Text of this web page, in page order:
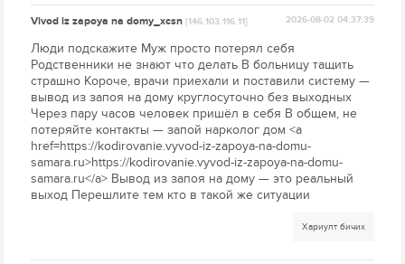
Vivod iz zapoya na domy_xcsn[146.103.116.11] 2026-08-02 04:37:39
Люди подскажите Муж просто потерял себя
Родственники не знают что делать В больницу тащить
страшно Короче, врачи приехали и поставили систему —
вывод из запоя на дому круглосуточно без выходных
Через пару часов человек пришёл в себя В общем, не
потеряйте контакты — запой нарколог дом <a
href=https://kodirovanie.vyvod-iz-zapoya-na-domu-
samara.ru>https://kodirovanie.vyvod-iz-zapoya-na-domu-
samara.ru</a> Вывод из запоя на дому — это реальный
выход Перешлите тем кто в такой же ситуации
Хариулт бичих